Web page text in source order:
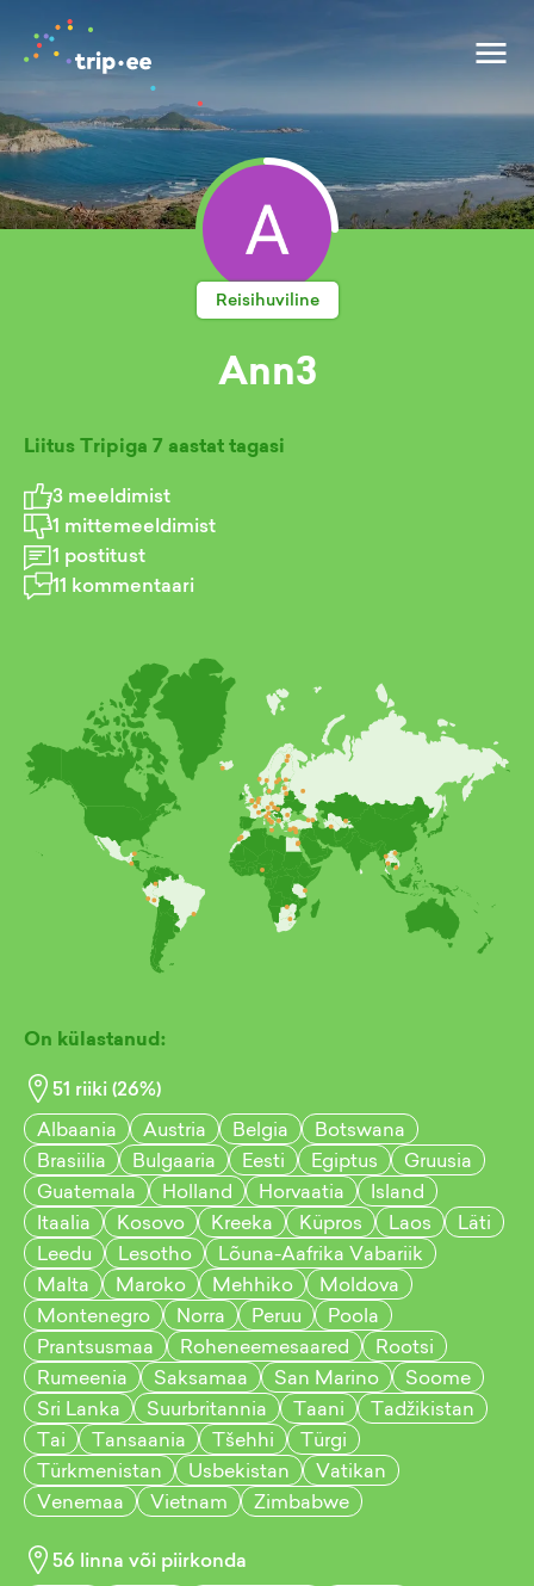
Reisihuviline
Ann3
Liitus Tripiga 7 aastat tagasi
3 meeldimist
1 mittemeeldimist
1 postitust
11 kommentaari
On külastanud:
51 riiki (26%)
Albaania
Austria Belgia
Botswana
Brasiilia
Bulgaaria Eesti Egiptus
Gruusia
Guatemala
Holland Horvaatia
Island
Itaalia
Kosovo Kreeka Küpros Laos
Läti
Leedu
Lesotho
Lõuna-Aafrika Vabariik
Malta
Maroko Mehhiko
Moldova
Montenegro
Norra Peruu
Poola
Prantsusmaa
Roheneemesaared
Rootsi
Rumeenia
Saksamaa San Marino
Soome
Sri Lanka
Suurbritannia Taani
Tadžikistan
Tai
Tansaania Tšehhi
Türgi
Türkmenistan
Usbekistan
Vatikan
Venemaa
Vietnam Zimbabwe
56 linna või piirkonda